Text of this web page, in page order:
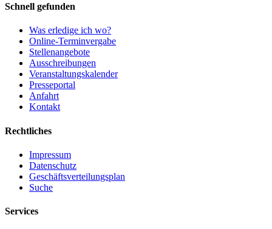
Schnell gefunden
Was erledige ich wo?
Online-Terminvergabe
Stellenangebote
Ausschreibungen
Veranstaltungskalender
Presseportal
Anfahrt
Kontakt
Rechtliches
Impressum
Datenschutz
Geschäftsverteilungsplan
Suche
Services